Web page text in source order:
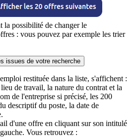
la possibilité de changer le
: vous pouvez par exemple les trier
issues de votre recherche
restituée dans la liste, s'affichent :
de travail, la nature du contrat et la
de l'entreprise si précisé, les 200
descriptif du poste, la date de
d'une offre en cliquant sur son intitulé
Vous retrouvez :